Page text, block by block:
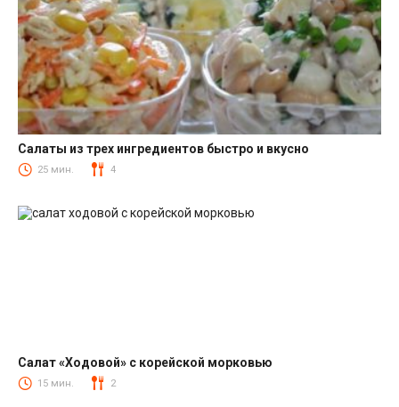
Салаты
Салаты из трех ингредиентов быстро и вкусно
25 мин. 4
Салаты с корейской морковкой
Салат «Ходовой» с корейской морковью
15 мин. 2